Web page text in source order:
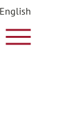
Show main